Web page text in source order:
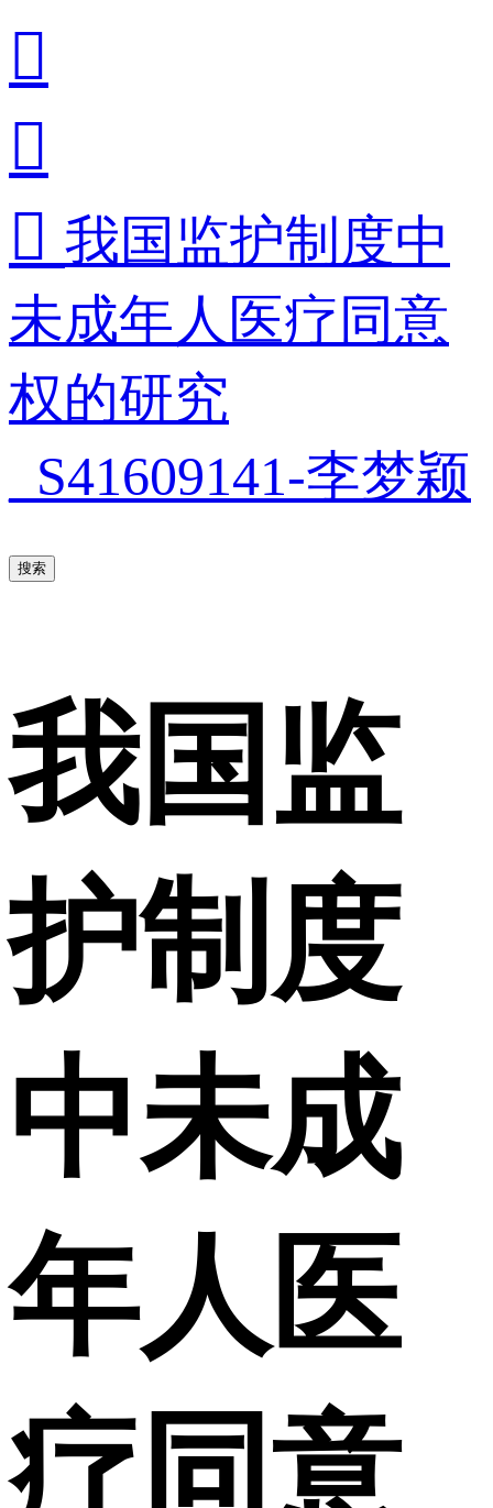


 我国监护制度中
未成年人医疗同意
权的研究
_S41609141-李梦颖
搜索
我国监
护制度
中未成
年人医
疗同意